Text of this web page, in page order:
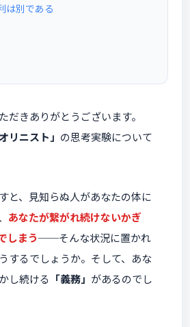
は別である
だきありがとうございます。
リニスト」 の思考実験について
と、見知らぬ人があなたの体に
あなたが繋がれ続けないかぎ
しまう──そんな状況に置かれ
するでしょうか。そして、あな
し続ける 「義務」 があるのでし